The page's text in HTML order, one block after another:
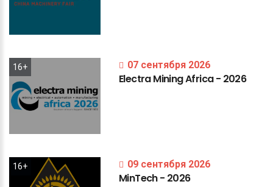
16+ 07 сентября 2026
ElectraMiningAfrica- 2026
16+ 09 сентября 2026
MinTech- 2026